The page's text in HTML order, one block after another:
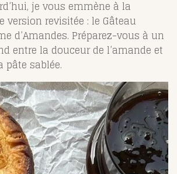
je vous emmène à la
version revisitée : le Gâteau
d’Amandes. Préparez-vous à un
entre la douceur de l’amande et
pâte sablée.